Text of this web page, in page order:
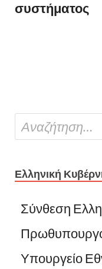
συστήματος
Ελληνική
Σύνθεση
Υπουργείο